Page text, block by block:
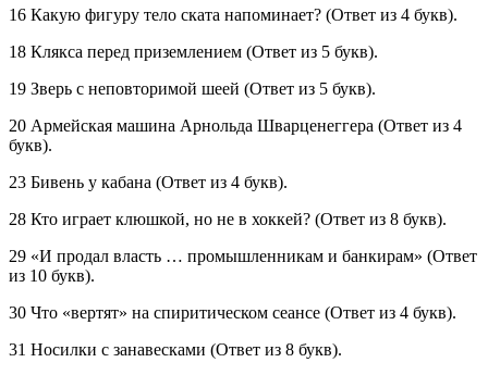
16 Какую фигуру тело ската напоминает? (Ответ из 4 букв).
18 Клякса перед приземлением (Ответ из 5 букв).
19 Зверь с неповторимой шеей (Ответ из 5 букв).
20 Армейская машина Арнольда Шварценеггера (Ответ из 4
букв).
23 Бивень у кабана (Ответ из 4 букв).
28 Кто играет клюшкой, но не в хоккей? (Ответ из 8 букв).
29 «И продал власть … промышленникам и банкирам» (Ответ
из 10 букв).
30 Что «вертят» на спиритическом сеансе (Ответ из 4 букв).
31 Носилки с занавесками (Ответ из 8 букв).